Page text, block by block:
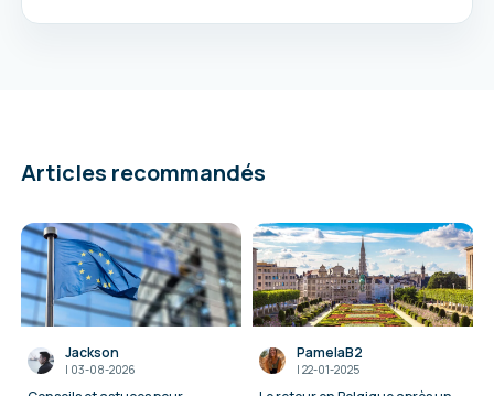
Articles recommandés
Jackson
I 03-08-2026
PamelaB2
I22-01-2025